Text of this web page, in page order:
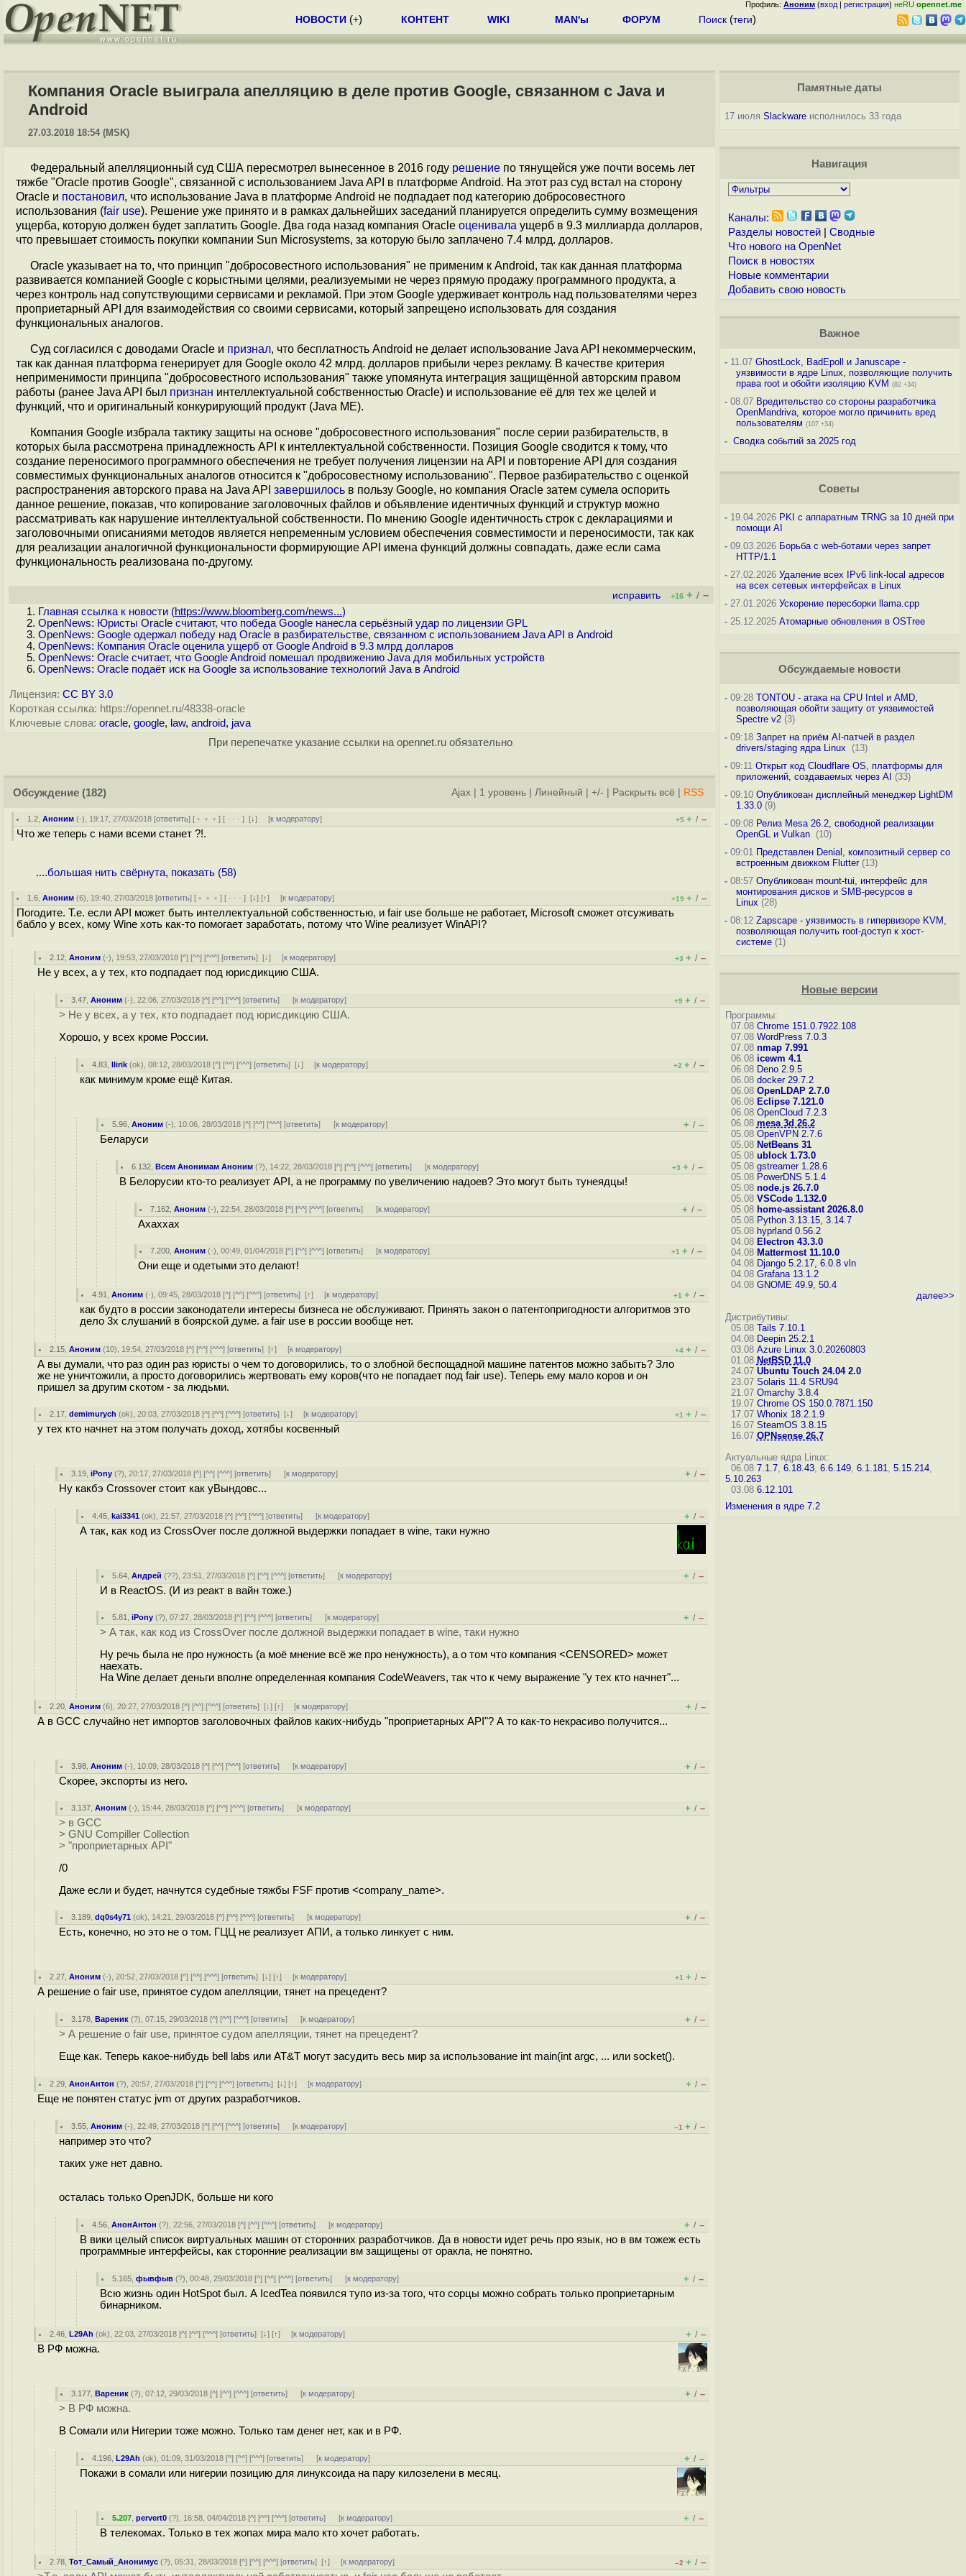
Профиль: Аноним (вход | регистрация) неRU opennet.me
НОВОСТИ (+) КОНТЕНТ WIKI MAN'ы ФОРУМ Поиск (теги)
Компания Oracle выиграла апелляцию в деле против Google, связанном с Java и
Android
27.03.2018 18:54 (MSK)
Федеральный апелляционный суд США пересмотрел вынесенное в 2016 году решение по тянущейся уже почти восемь лет
тяжбе "Oracle против Google", связанной с использованием Java API в платформе Android. На этот раз суд встал на сторону
Oracle и постановил, что использование Java в платформе Android не подпадает под категорию добросовестного
использования (fair use). Решение уже принято и в рамках дальнейших заседаний планируется определить сумму возмещения
ущерба, которую должен будет заплатить Google. Два года назад компания Oracle оценивала ущерб в 9.3 миллиарда долларов,
что превышает стоимость покупки компании Sun Microsystems, за которую было заплачено 7.4 млрд. долларов.
Oracle указывает на то, что принцип "добросовестного использования" не применим к Android, так как данная платформа
развивается компанией Google с корыстными целями, реализуемыми не через прямую продажу программного продукта, а
через контроль над сопутствующими сервисами и рекламой. При этом Google удерживает контроль над пользователями через
проприетарный API для взаимодействия со своими сервисами, который запрещено использовать для создания
функциональных аналогов.
Суд согласился с доводами Oracle и признал, что бесплатность Android не делает использование Java API некоммерческим,
так как данная платформа генерирует для Google около 42 млрд. долларов прибыли через рекламу. В качестве критерия
неприменимости принципа "добросовестного использования" также упомянута интеграция защищённой авторским правом
работы (ранее Java API был признан интеллектуальной собственностью Oracle) и использование её для тех же целей и
функций, что и оригинальный конкурирующий продукт (Java ME).
Компания Google избрала тактику защиты на основе "добросовестного использования" после серии разбирательств, в
которых была рассмотрена принадлежность API к интеллектуальной собственности. Позиция Google сводится к тому, что
создание переносимого программного обеспечения не требует получения лицензии на API и повторение API для создания
совместимых функциональных аналогов относится к "добросовестному использованию". Первое разбирательство с оценкой
распространения авторского права на Java API завершилось в пользу Google, но компания Oracle затем сумела оспорить
данное решение, показав, что копирование заголовочных файлов и объявление идентичных функций и структур можно
рассматривать как нарушение интеллектуальной собственности. По мнению Google идентичность строк с декларациями и
заголовочными описаниями методов является непременным условием обеспечения совместимости и переносимости, так как
для реализации аналогичной функциональности формирующие API имена функций должны совпадать, даже если сама
функциональность реализована по-другому.
исправить +16 + / –
Главная ссылка к новости (https://www.bloomberg.com/news...)
OpenNews: Юристы Oracle считают, что победа Google нанесла серьёзный удар по лицензии GPL
OpenNews: Google одержал победу над Oracle в разбирательстве, связанном с использованием Java API в Android
OpenNews: Компания Oracle оценила ущерб от Google Android в 9.3 млрд долларов
OpenNews: Oracle считает, что Google Android помешал продвижению Java для мобильных устройств
OpenNews: Oracle подаёт иск на Google за использование технологий Java в Android
Лицензия: CC BY 3.0
Короткая ссылка: https://opennet.ru/48338-oracle
Ключевые слова: oracle, google, law, android, java
При перепечатке указание ссылки на opennet.ru обязательно
Обсуждение (182) Ajax 1 уровень Линейный +/- Раскрыть всё RSS
1.2 ,Аноним (-), 19:17, 27/03/2018 [ответить] [ ﹢﹢﹢] [ · · ·][↓] [к модератору] +5 + / –
Что же теперь с нами всеми станет ?!.
....большая нить свёрнута, показать (58)
1.6 ,Аноним (6), 19:40, 27/03/2018 [ответить] [ ﹢﹢﹢] [ · · ·][↓] [↑] [к модератору] +19 + / –
Погодите. Т.е. если API может быть интеллектуальной собственностью, и fair use больше не работает, Microsoft сможет отсуживать
бабло у всех, кому Wine хоть как-то помогает заработать, потому что Wine реализует WinAPI?
2.12 ,Аноним (-), 19:53, 27/03/2018 [^] [^^] [^^^] [ответить][↓] [к модератору] +3 + / –
Не у всех, а у тех, кто подпадает под юрисдикцию США.
3.47 ,Аноним (-), 22:06, 27/03/2018 [^] [^^] [^^^] [ответить] [к модератору] +9 + / –
> Не у всех, а у тех, кто подпадает под юрисдикцию США.
Хорошо, у всех кроме России.
4.83 ,llirik (ok), 08:12, 28/03/2018 [^] [^^] [^^^] [ответить][↓] [к модератору] +2 + / –
как минимум кроме ещё Китая.
5.96 ,Аноним (-), 10:06, 28/03/2018 [^] [^^] [^^^] [ответить] [к модератору] + / –
Беларуси
6.132 ,Всем Анонимам Аноним (?), 14:22, 28/03/2018 [^] [^^] [^^^] [ответить] [к модератору] +3 + / –
В Белорусии кто-то реализует API, а не программу по увеличению надоев? Это могут быть тунеядцы!
7.162 ,Аноним (-), 22:54, 28/03/2018 [^] [^^] [^^^] [ответить] [к модератору] + / –
Ахаххах
7.200 ,Аноним (-), 00:49, 01/04/2018 [^] [^^] [^^^] [ответить] [к модератору] +1 + / –
Они еще и одетыми это делают!
4.91 ,Аноним (-), 09:45, 28/03/2018 [^] [^^] [^^^] [ответить][↑] [к модератору] +1 + / –
как будто в россии законодатели интересы бизнеса не обслуживают. Принять закон о патентопригодности алгоритмов это
дело 3х слушаний в боярской думе. а fair use в россии вообще нет.
2.15 ,Аноним (10), 19:54, 27/03/2018 [^] [^^] [^^^] [ответить][↑] [к модератору] +4 + / –
А вы думали, что раз один раз юристы о чем то договорились, то о злобной беспощадной машине патентов можно забыть? Зло
же не уничтожили, а просто договорились жертвовать ему коров(что не попадает под fair use). Теперь ему мало коров и он
пришел за другим скотом - за людьми.
2.17 ,demimurych (ok), 20:03, 27/03/2018 [^] [^^] [^^^] [ответить][↓] [к модератору] +1 + / –
у тех кто начнет на этом получать доход, хотябы косвенный
3.19 ,iPony (?), 20:17, 27/03/2018 [^] [^^] [^^^] [ответить] [к модератору] + / –
Ну какбэ Crossover стоит как уВындовс...
4.45 ,kai3341 (ok), 21:57, 27/03/2018 [^] [^^] [^^^] [ответить] [к модератору] + / –
А так, как код из CrossOver после должной выдержки попадает в wine, таки нужно
5.64 ,Андрей (??), 23:51, 27/03/2018 [^] [^^] [^^^] [ответить] [к модератору] + / –
И в ReactOS. (И из реакт в вайн тоже.)
5.81 ,iPony (?), 07:27, 28/03/2018 [^] [^^] [^^^] [ответить] [к модератору] + / –
> А так, как код из CrossOver после должной выдержки попадает в wine, таки нужно
Ну речь была не про нужность (а моё мнение всё же про ненужность), а о том что компания <CENSORED> может
наехать.
На Wine делает деньги вполне определенная компания CodeWeavers, так что к чему выражение "у тех кто начнет"...
2.20 ,Аноним (6), 20:27, 27/03/2018 [^] [^^] [^^^] [ответить][↓] [↑] [к модератору] + / –
А в GCC случайно нет импортов заголовочных файлов каких-нибудь "проприетарных API"? А то как-то некрасиво получится...
3.98 ,Аноним (-), 10:09, 28/03/2018 [^] [^^] [^^^] [ответить] [к модератору] + / –
Скорее, экспорты из него.
3.137 ,Аноним (-), 15:44, 28/03/2018 [^] [^^] [^^^] [ответить] [к модератору] + / –
> в GCC
> GNU Compiller Collection
> "проприетарных API"
/0
Даже если и будет, начнутся судебные тяжбы FSF против <company_name>.
3.189 ,dq0s4y71 (ok), 14:21, 29/03/2018 [^] [^^] [^^^] [ответить] [к модератору] + / –
Есть, конечно, но это не о том. ГЦЦ не реализует АПИ, а только линкует с ним.
2.27 ,Аноним (-), 20:52, 27/03/2018 [^] [^^] [^^^] [ответить][↓] [↑] [к модератору] +1 + / –
А решение о fair use, принятое судом апелляции, тянет на прецедент?
3.178 ,Вареник (?), 07:15, 29/03/2018 [^] [^^] [^^^] [ответить] [к модератору] + / –
> А решение о fair use, принятое судом апелляции, тянет на прецедент?
Еще как. Теперь какое-нибудь bell labs или AT&T могут засудить весь мир за использование int main(int argc, ... или socket().
2.29 ,АнонАнтон (?), 20:57, 27/03/2018 [^] [^^] [^^^] [ответить][↓] [↑] [к модератору] + / –
Еще не понятен статус jvm от других разработчиков.
3.55 ,Аноним (-), 22:49, 27/03/2018 [^] [^^] [^^^] [ответить] [к модератору] –1 + / –
например это что?
таких уже нет давно.
осталась только OpenJDK, больше ни кого
4.56 ,АнонАнтон (?), 22:56, 27/03/2018 [^] [^^] [^^^] [ответить] [к модератору] + / –
В вики целый список виртуальных машин от сторонних разработчиков. Да в новости идет речь про язык, но в вм тожеж есть
программные интерфейсы, как сторонние реализации вм защищены от оракла, не понятно.
5.165 ,фывфыв (?), 00:48, 29/03/2018 [^] [^^] [^^^] [ответить] [к модератору] + / –
Всю жизнь один HotSpot был. А IcedTea появился тупо из-за того, что сорцы можно собрать только проприетарным
бинарником.
2.46 ,L29Ah (ok), 22:03, 27/03/2018 [^] [^^] [^^^] [ответить][↓] [↑] [к модератору] + / –
В РФ можна.
3.177 ,Вареник (?), 07:12, 29/03/2018 [^] [^^] [^^^] [ответить] [к модератору] + / –
> В РФ можна.
В Сомали или Нигерии тоже можно. Только там денег нет, как и в РФ.
4.196 ,L29Ah (ok), 01:09, 31/03/2018 [^] [^^] [^^^] [ответить] [к модератору] + / –
Покажи в сомали или нигерии позицию для линуксоида на пару килозелени в месяц.
5.207 ,pervert0 (?), 16:58, 04/04/2018 [^] [^^] [^^^] [ответить] [к модератору] + / –
В телекомах. Только в тех жопах мира мало кто хочет работать.
2.78 ,Тот_Самый_Анонимус (?), 05:31, 28/03/2018 [^] [^^] [^^^] [ответить][↑] [к модератору] –2 + / –
Памятные даты
17 июля Slackwareисполнилось 33 года
Навигация
Каналы:
Разделы новостей| Сводные
Что нового на OpenNet
Поиск в новостях
Новые комментарии
Добавить свою новость
Важное
-11.07 GhostLock, BadEpoll и Januscape -
уязвимости в ядре Linux, позволяющие получить
права root и обойти изоляцию KVM (82 +34)
-08.07 Вредительство со стороны разработчика
OpenMandriva, которое могло причинить вред
пользователям (107 +34)
- Сводка событий за 2025 год
Советы
-19.04.2026 PKI с аппаратным TRNG за 10 дней при
помощи AI
-09.03.2026 Борьба с web-ботами через запрет
HTTP/1.1
-27.02.2026 Удаление всех IPv6 link-local адресов
на всех сетевых интерфейсах в Linux
-27.01.2026 Ускорение пересборки llama.cpp
-25.12.2025 Атомарные обновления в OSTree
Обсуждаемые новости
-09:28 TONTOU - атака на CPU Intel и AMD,
позволяющая обойти защиту от уязвимостей
Spectre v2(3)
-09:18 Запрет на приём AI-патчей в раздел
drivers/staging ядра Linux
(13)
-09:11 Открыт код Cloudflare OS, платформы для
приложений, создаваемых через AI (33)
-09:10 Опубликован дисплейный менеджер LightDM
1.33.0(9)
-09:08 Релиз Mesa 26.2, свободной реализации
OpenGL и Vulkan (10)
-09:01 Представлен Denial, композитный сервер со
встроенным движком Flutter(13)
-08:57 Опубликован mount-tui, интерфейс для
монтирования дисков и SMB-ресурсов в
Linux (28)
-08:12 Zapscape - уязвимость в гипервизоре KVM,
позволяющая получить root-доступ к хост-
системе(1)
Новые версии
Программы:
07.08 Chrome 151.0.7922.108
07.08 WordPress 7.0.3
07.08 nmap 7.991
06.08 icewm 4.1
06.08 Deno 2.9.5
06.08 docker 29.7.2
06.08 OpenLDAP 2.7.0
06.08 Eclipse 7.121.0
06.08 OpenCloud 7.2.3
06.08 mesa 3d 26.2
05.08 OpenVPN 2.7.6
05.08 NetBeans 31
05.08 ublock 1.73.0
05.08 gstreamer 1.28.6
05.08 PowerDNS 5.1.4
05.08 node.js 26.7.0
05.08 VSCode 1.132.0
05.08 home-assistant 2026.8.0
05.08 Python 3.13.15, 3.14.7
05.08 hyprland 0.56.2
04.08 Electron 43.3.0
04.08 Mattermost 11.10.0
04.08 Django 5.2.17, 6.0.8 vln
04.08 Grafana 13.1.2
04.08 GNOME 49.9, 50.4
далее>>
Дистрибутивы:
05.08 Tails 7.10.1
04.08 Deepin 25.2.1
03.08 Azure Linux 3.0.20260803
01.08 NetBSD 11.0
24.07 Ubuntu Touch 24.04 2.0
23.07 Solaris 11.4 SRU94
21.07 Omarchy 3.8.4
19.07 Chrome OS 150.0.7871.150
17.07 Whonix 18.2.1.9
16.07 SteamOS 3.8.15
16.07 OPNsense 26.7
Актуальные ядра Linux:
06.08 7.1.7, 6.18.43, 6.6.149, 6.1.181, 5.15.214,
5.10.263
03.08 6.12.101
Изменения в ядре 7.2